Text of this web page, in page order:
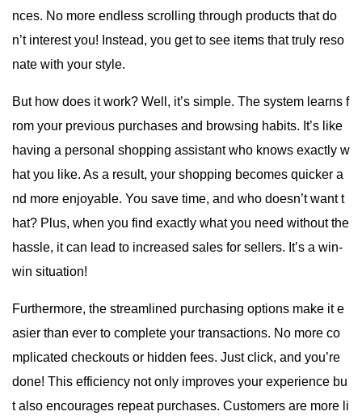
nces. No more endless scrolling through products that do
n’t interest you! Instead, you get to see items that truly reso
nate with your style.
But how does it work? Well, it’s simple. The system learns f
rom your previous purchases and browsing habits. It’s like
having a personal shopping assistant who knows exactly w
hat you like. As a result, your shopping becomes quicker a
nd more enjoyable. You save time, and who doesn’t want t
hat? Plus, when you find exactly what you need without the
hassle, it can lead to increased sales for sellers. It’s a win-
win situation!
Furthermore, the streamlined purchasing options make it e
asier than ever to complete your transactions. No more co
mplicated checkouts or hidden fees. Just click, and you’re
done! This efficiency not only improves your experience bu
t also encourages repeat purchases. Customers are more li